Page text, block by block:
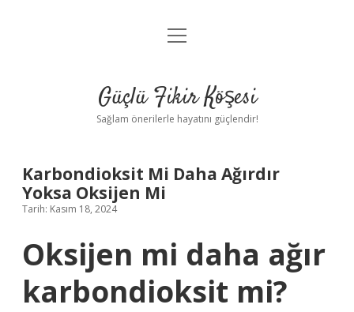
Anasayfa
Yasal Uyarı
menüyü
Güçlü Fikir Köşesi
Sağlam önerilerle hayatını güçlendir!
Karbondioksit Mi Daha Ağırdır
Yoksa Oksijen Mi
Tarih: Kasım 18, 2024
Oksijen mi daha ağır
karbondioksit mi?